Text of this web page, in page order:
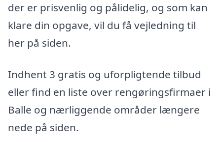
der er prisvenlig og pålidelig, og som kan
klare din opgave, vil du få vejledning til
her på siden.
Indhent 3 gratis og uforpligtende tilbud
eller find en liste over rengøringsfirmaer i
Balle og nærliggende områder længere
nede på siden.